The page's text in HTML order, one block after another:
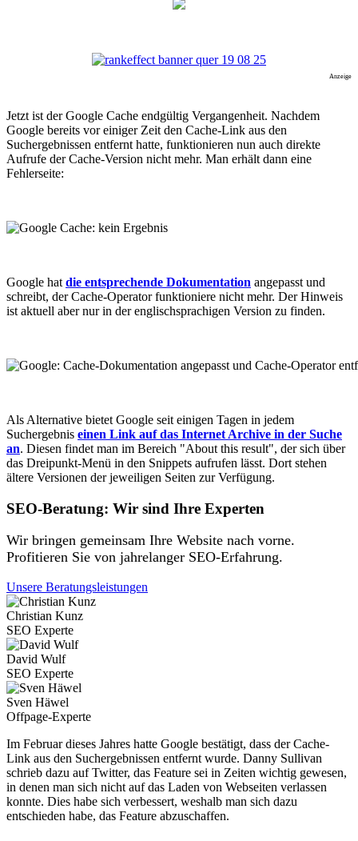
Anzeige
Jetzt ist der Google Cache endgültig Vergangenheit. Nachdem
Google bereits vor einiger Zeit den Cache-Link aus den
Suchergebnissen entfernt hatte, funktionieren nun auch direkte
Aufrufe der Cache-Version nicht mehr. Man erhält dann eine
Fehlerseite:
Google hat die entsprechende Dokumentation angepasst und
schreibt, der Cache-Operator funktioniere nicht mehr. Der Hinweis
ist aktuell aber nur in der englischsprachigen Version zu finden.
Als Alternative bietet Google seit einigen Tagen in jedem
Suchergebnis einen Link auf das Internet Archive in der Suche
an. Diesen findet man im Bereich "About this result", der sich über
das Dreipunkt-Menü in den Snippets aufrufen lässt. Dort stehen
ältere Versionen der jeweiligen Seiten zur Verfügung.
SEO-Beratung: Wir sind Ihre Experten
Wir bringen gemeinsam Ihre Website nach vorne.
Profitieren Sie von jahrelanger SEO-Erfahrung.
Unsere Beratungsleistungen
Christian Kunz
SEO Experte
David Wulf
SEO Experte
Sven Häwel
Offpage-Experte
Im Februar dieses Jahres hatte Google bestätigt, dass der Cache-
Link aus den Suchergebnissen entfernt wurde. Danny Sullivan
schrieb dazu auf Twitter, das Feature sei in Zeiten wichtig gewesen,
in denen man sich nicht auf das Laden von Webseiten verlassen
konnte. Dies habe sich verbessert, weshalb man sich dazu
entschieden habe, das Feature abzuschaffen.